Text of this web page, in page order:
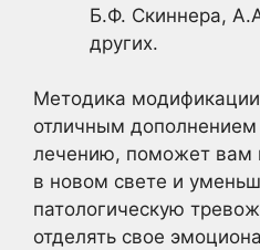
Б.Ф. Скиннера,
других.
Методика
отличным
лечению, поможет вам
в новом свете и
патологическую
отделять свое